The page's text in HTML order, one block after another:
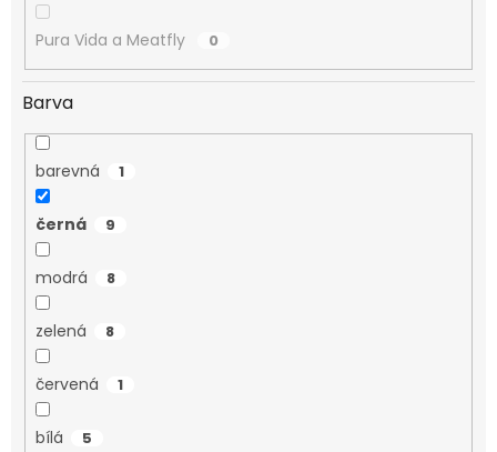
Pura Vida a Meatfly 0
Barva
barevná 1
černá 9
modrá 8
zelená 8
červená 1
bílá 5